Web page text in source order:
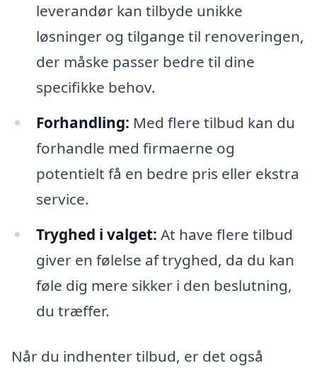
leverandør kan tilbyde unikke
løsninger og tilgange til renoveringen,
der måske passer bedre til dine
specifikke behov.
Forhandling: Med flere tilbud kan du
forhandle med firmaerne og
potentielt få en bedre pris eller ekstra
service.
Tryghed i valget: At have flere tilbud
giver en følelse af tryghed, da du kan
føle dig mere sikker i den beslutning,
du træffer.
Når du indhenter tilbud, er det også